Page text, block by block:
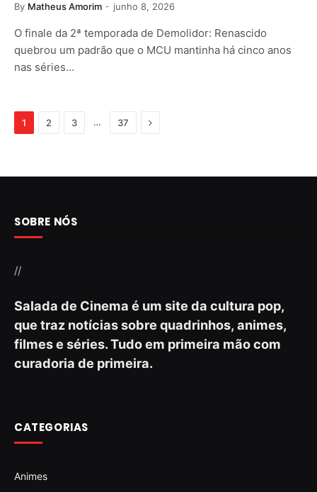
By Matheus Amorim junho 8, 2026
O finale da 2ª temporada de Demolidor: Renascido
quebrou um padrão que o MCU mantinha há cinco anos
nas séries…
1 2 3 … 37 Next
SOBRE NÓS
//
Salada de Cinema é um site da cultura pop,
que traz notícias sobre quadrinhos, animes,
filmes e séries. Tudo em primeira mão com
curadoria de primeira.
CATEGORIAS
Animes